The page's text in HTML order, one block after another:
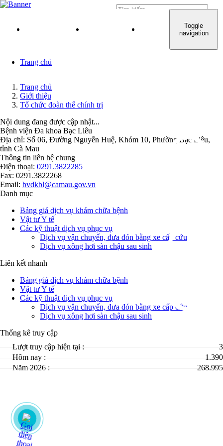
QUY TRÌNH KHÁM
Toggle
navigation
Trang chủ
Trang chủ
Giới thiệu
Tổ chức đoàn thể chính trị
Nội dung đang được cập nhật...
Bệnh viện Đa khoa Bạc Liêu
Địa chỉ: Số 06, Đường Nguyễn Huệ, Khóm 10, Phường Bạc Liêu,
tỉnh Cà Mau
Thông tin liên hệ chung
Điện thoại: 0291.3822285
Fax: 0291.3822268
Email: bvdkbl@camau.gov.vn
Danh mục
Bảng giá dịch vụ khám chữa bệnh
Vật tư Y tế
Các kỹ thuật dịch vụ phục vụ
Dịch vụ vận chuyển, đưa đón bằng xe cấp cứu
Dịch vụ xông hơi sàn chậu sau sinh
Liên kết nhanh
Bảng giá dịch vụ khám chữa bệnh
Vật tư Y tế
Các kỹ thuật dịch vụ phục vụ
Dịch vụ vận chuyển, đưa đón bằng xe cấp cứu
Dịch vụ xông hơi sàn chậu sau sinh
Thống kê truy cập
Lượt truy cập hiện tại :
3
Hôm nay :
1.390
Năm 2026 :
268.995